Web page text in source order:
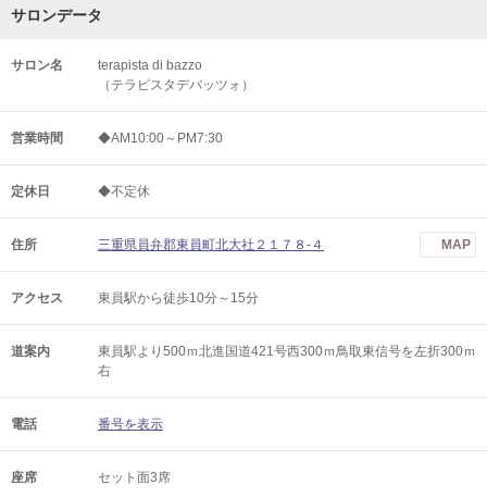
サロンデータ
サロン名
terapista di bazzo
（テラピスタデバッツォ）
営業時間 ◆AM10:00～PM7:30
定休日 ◆不定休
住所 三重県員弁郡東員町北大社２１７８-４ MAP
アクセス 東員駅から徒歩10分～15分
道案内
東員駅より500ｍ北進国道421号西300ｍ鳥取東信号を左折300ｍ
右
電話 番号を表示
座席 セット面3席